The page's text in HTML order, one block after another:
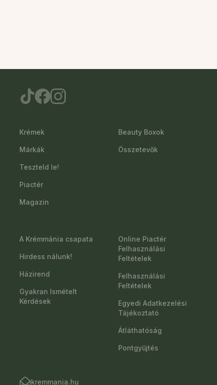
Krémek
Márkák
Teszteld le!
Piactér
Magazin
Beauty Boxok
Összetevők
A Krémmánia csapata
Hirdess nálunk!
Házirend
Gyakran Ismételt
Kérdések
Online Piactér
Felhasználási
Feltételek
Felhasználási
Feltételek
Egyedi Adatkezelési
Tájékoztató
Átláthatóság
Pontgyűjtés
kremmania.hu